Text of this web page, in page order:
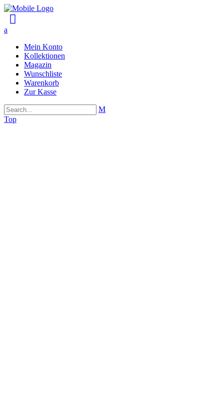
Mein Konto
Kollektionen
Magazin
Wunschliste
Warenkorb
Zur Kasse
Top